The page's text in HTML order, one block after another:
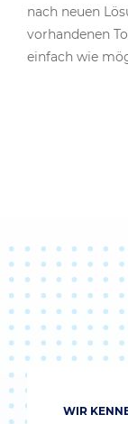
nach neuen
vorhandenen
einfach wie
WIR